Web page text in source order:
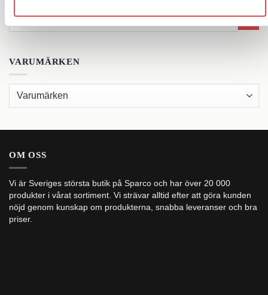
efter:
VARUMÄRKEN
OM OSS
Vi är Sveriges största butik på Sparco och har över 20 000
produkter i vårat sortiment. Vi strävar alltid efter att göra kunden
nöjd genom kunskap om produkterna, snabba leveranser och bra
priser.